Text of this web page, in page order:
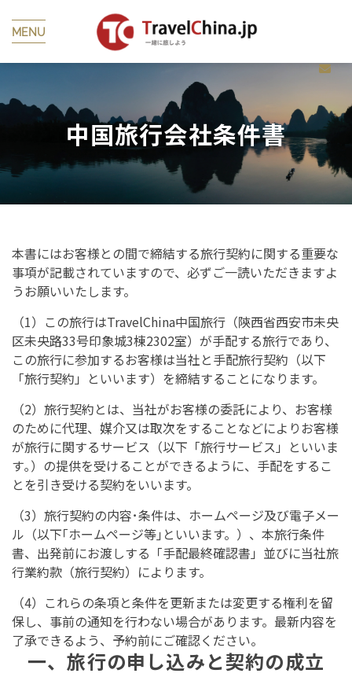
MENU
中国旅行会社条件書
本書にはお客様との間で締結する旅行契約に関する重要な
事項が記載されていますので、必ずご一読いただきますよ
うお願いいたします。
（1）この旅行はTravelChina中国旅行（陝西省西安市未央
区未央路33号印象城3棟2302室）が手配する旅行であり、
この旅行に参加するお客様は当社と手配旅行契約（以下
「旅行契約」といいます）を締結することになります。
（2）旅行契約とは、当社がお客様の委託により、お客様
のために代理、媒介又は取次をすることなどによりお客様
が旅行に関するサービス（以下「旅行サービス」といいま
す｡）の提供を受けることができるように、手配をするこ
とを引き受ける契約をいいます。
（3）旅行契約の内容･条件は、ホームページ及び電子メー
ル（以下｢ホームページ等｣といいます。）、本旅行条件
書、出発前にお渡しする「手配最終確認書」並びに当社旅
行業約款（旅行契約）によります。
（4）これらの条項と条件を更新または変更する権利を留
保し、事前の通知を行わない場合があります。最新内容を
了承できるよう、予約前にご確認ください。
一、旅行の申し込みと契約の成立